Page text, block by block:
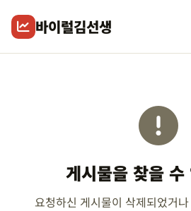
바이럴김선생
게시물을 찾을 수
요청하신 게시물이 삭제되었거